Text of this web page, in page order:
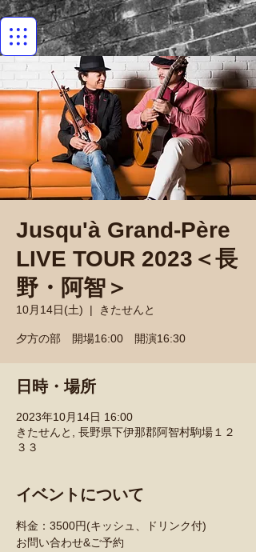
Jusqu'à Grand-Père
LIVE TOUR 2023＜長
野・阿智＞
10月14日(土)
  |
きたせんと
夕方の部 開場16:00 開演16:30
日時・場所
2023年10月14日 16:00
きたせんと, 長野県下伊那郡阿智村駒場１２
３３
イベントについて
料金：3500円(キッシュ、ドリンク付)
お問い合わせ&ご予約